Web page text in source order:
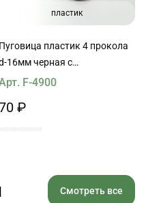
пластик
Пуговица пластик 4 прокола
16мм черная с
коричневыми прожилками
F-4900
₽
Смотреть все